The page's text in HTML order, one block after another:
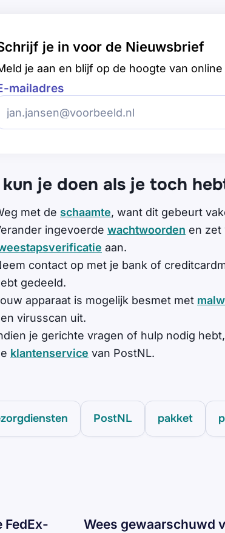
je in voor de Nieuwsbrief
je aan en blijf op de hoogte van
mailadres
je doen als je toch
met de schaamte, want dit gebeurt
ingevoerde wachtwoorden en zet
aan.
contact op met je bank of
gedeeld.
apparaat is mogelijk besmet met
virusscan uit.
je gerichte vragen of hulp nodig
klantenservice van PostNL.
PostNL pakket
FedEx-
Wees gewaarschuwd